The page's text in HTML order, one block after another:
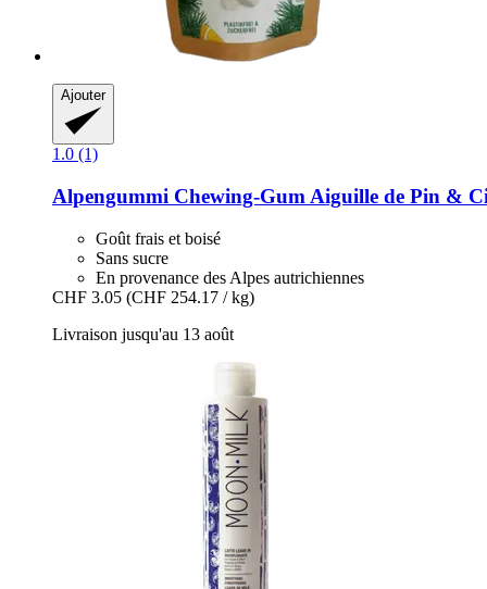
Ajouter
1.0 (1)
Alpengummi Chewing-​Gum Aiguille de Pin &
Goût frais et boisé
Sans sucre
En provenance des Alpes autrichiennes
CHF 3.05 (CHF 254.17 / kg)
Livraison jusqu'au 13 août